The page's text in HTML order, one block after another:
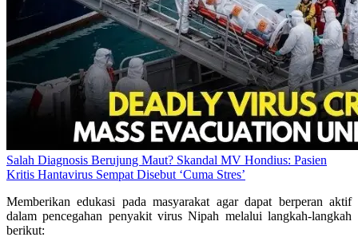
Salah Diagnosis Berujung Maut? Skandal MV Hondius: Pasien
Kritis Hantavirus Sempat Disebut ‘Cuma Stres’
Memberikan edukasi pada masyarakat agar dapat berperan aktif
dalam pencegahan penyakit virus Nipah melalui langkah-langkah
berikut: